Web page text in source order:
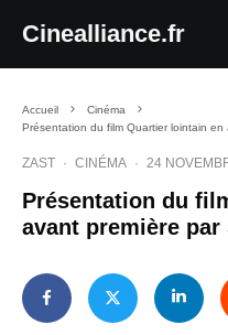
Cinealliance.fr
Accueil
Cinéma
Présentation du film Quartier lointain
ZAST · CINÉMA · 24
Présentation du
avant première par